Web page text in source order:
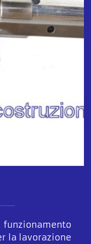
la lavorazione